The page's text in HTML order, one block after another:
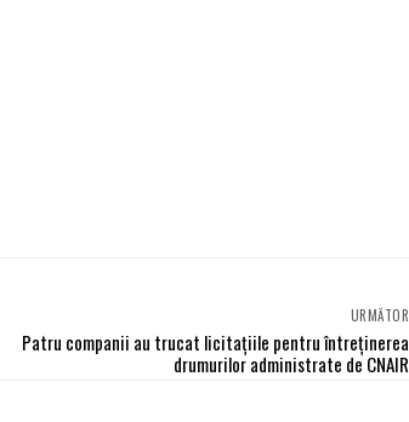
URMĂTOR
Patru companii au trucat licitațiile pentru întreținerea
drumurilor administrate de CNAIR